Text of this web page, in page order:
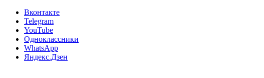
Вконтакте
Telegram
YouTube
Одноклассники
WhatsApp
Яндекс.Дзен